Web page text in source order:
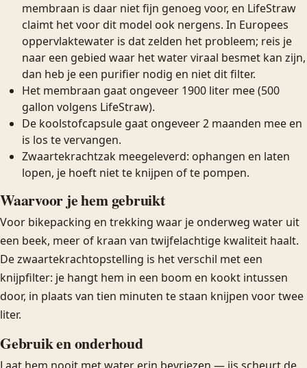
membraan is daar niet fijn genoeg voor, en LifeStraw
claimt het voor dit model ook nergens. In Europees
oppervlaktewater is dat zelden het probleem; reis je
naar een gebied waar het water viraal besmet kan zijn,
dan heb je een purifier nodig en niet dit filter.
Het membraan gaat ongeveer 1900 liter mee (500
gallon volgens LifeStraw).
De koolstofcapsule gaat ongeveer 2 maanden mee en
is los te vervangen.
Zwaartekrachtzak meegeleverd: ophangen en laten
lopen, je hoeft niet te knijpen of te pompen.
Waarvoor je hem gebruikt
Voor bikepacking en trekking waar je onderweg water uit
een beek, meer of kraan van twijfelachtige kwaliteit haalt.
De zwaartekrachtopstelling is het verschil met een
knijpfilter: je hangt hem in een boom en kookt intussen
door, in plaats van tien minuten te staan knijpen voor twee
liter.
Gebruik en onderhoud